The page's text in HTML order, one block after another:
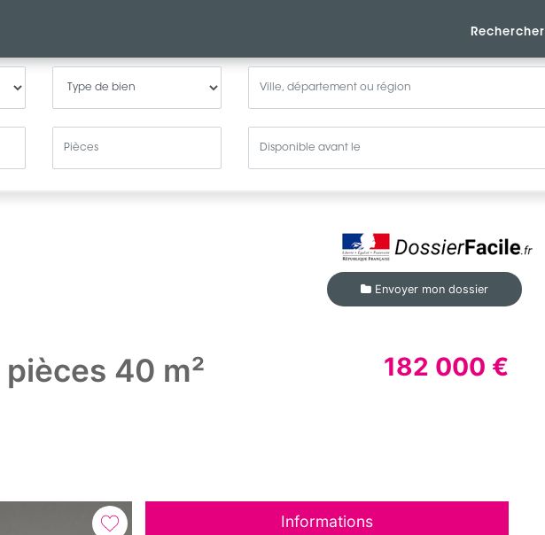
Rechercher
Envoyer mon dossier
40 m² 182 000 €
Informations